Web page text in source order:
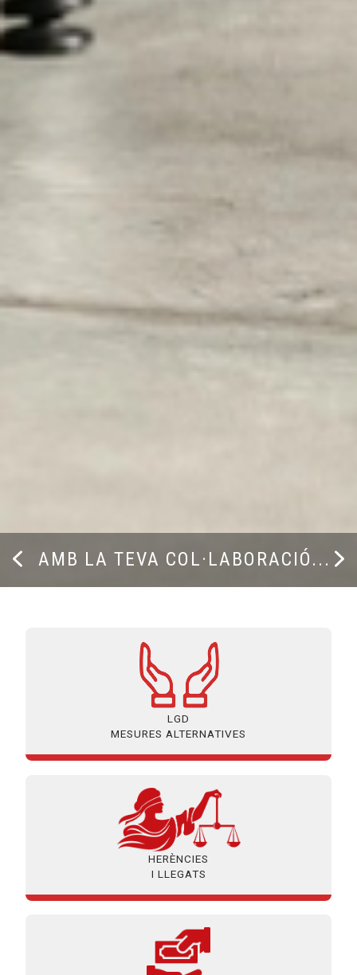
AMB LA TEVA COL·LABORACIÓ...
ÚLTIMA PÀGINA
LGD
MESURES ALTERNATIVES
HERÈNCIES
I LLEGATS